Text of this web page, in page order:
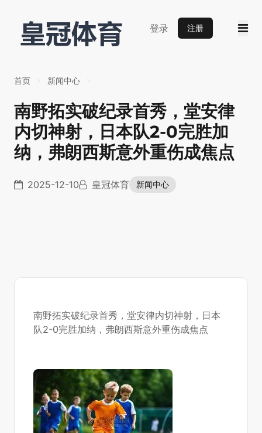
登录 注册
首页 新闻中心
南野拓实破纪录首秀，堂安律
内切神射，日本队2-0完胜加
纳，弗朗西斯意外重伤成焦点
2025-12-10 皇冠体育 新闻中心
南野拓实破纪录首秀，堂安律内切神射，日本
队2-0完胜加纳，弗朗西斯意外重伤成焦点